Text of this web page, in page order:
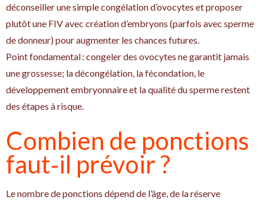
déconseiller une simple congélation d’ovocytes et proposer
plutôt une FIV avec création d’embryons (parfois avec sperme
de donneur) pour augmenter les chances futures.
Point fondamental : congeler des ovocytes ne garantit jamais
une grossesse; la décongélation, la fécondation, le
développement embryonnaire et la qualité du sperme restent
des étapes à risque.
Combien de ponctions
faut‑il prévoir ?
Le nombre de ponctions dépend de l’âge, de la réserve